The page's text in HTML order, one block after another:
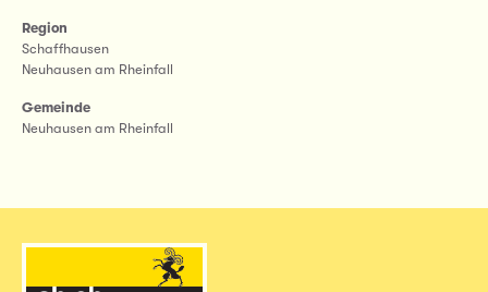
Region
Schaffhausen
Neuhausen am Rheinfall
Gemeinde
Neuhausen am Rheinfall